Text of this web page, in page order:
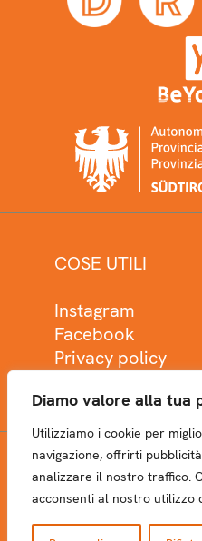
Diamo valore alla tua
Utilizziamo i cookie per
navigazione, offrirti
analizzare il nostro traffico.
acconsenti al nostro utilizzo
COSE UTILI
Instagram
Facebook
Privacy policy
NEWSLETTER